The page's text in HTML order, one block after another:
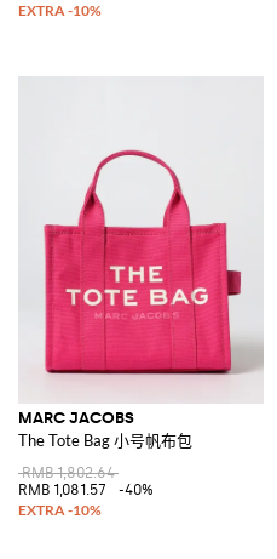
MARC JACOBS
The Tote Bag 小号帆布包
RMB 1,802.64
RMB 1,081.57
-40%